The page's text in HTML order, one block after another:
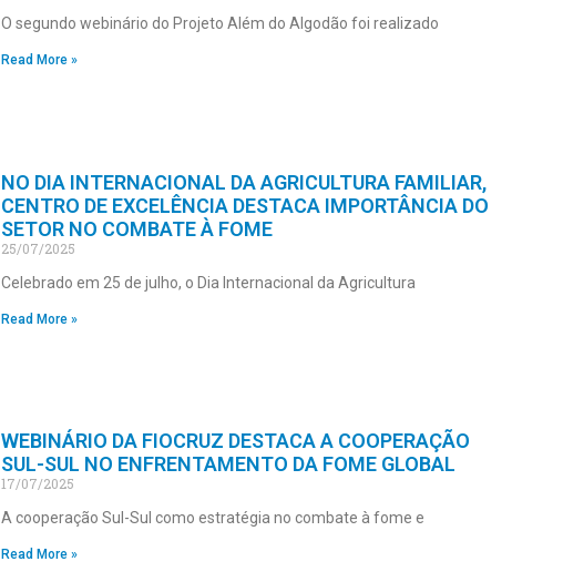
O segundo webinário do Projeto Além do Algodão foi realizado
Read More »
NO DIA INTERNACIONAL DA AGRICULTURA FAMILIAR,
CENTRO DE EXCELÊNCIA DESTACA IMPORTÂNCIA DO
SETOR NO COMBATE À FOME
25/07/2025
Celebrado em 25 de julho, o Dia Internacional da Agricultura
Read More »
WEBINÁRIO DA FIOCRUZ DESTACA A COOPERAÇÃO
SUL-SUL NO ENFRENTAMENTO DA FOME GLOBAL
17/07/2025
A cooperação Sul-Sul como estratégia no combate à fome e
Read More »